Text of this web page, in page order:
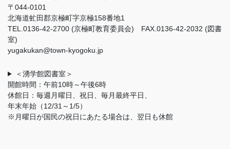
〒044-0101
北海道虻田郡京極町字京極158番地1
TEL.0136-42-2700 (京極町教育委員会) FAX.0136-42-2032 (図書
室)
yugakukan@town-kyogoku.jp
＜湧学館図書室＞
開館時間：午前10時～午後6時
休館日：毎週月曜日、祝日、毎月最終平日、
年末年始（12/31～1/5）
※月曜日が国民の祝日にあたる場合は、翌日も休館